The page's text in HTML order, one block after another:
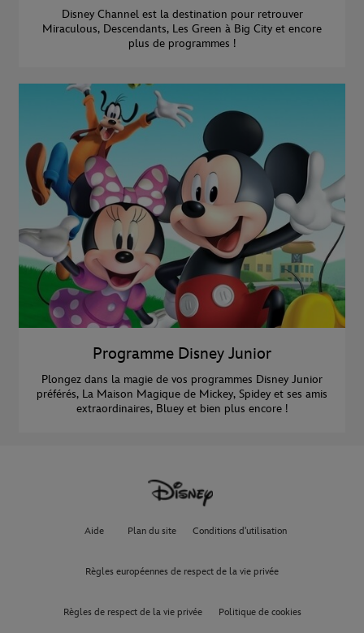
Disney Channel est la destination pour retrouver
Miraculous, Descendants, Les Green à Big City et encore
plus de programmes !
Programme Disney Junior
Plongez dans la magie de vos programmes Disney Junior
préférés, La Maison Magique de Mickey, Spidey et ses amis
extraordinaires, Bluey et bien plus encore !
Aide Plan du site Conditions d'utilisation
Règles européennes de respect de la vie privée
Règles de respect de la vie privée Politique de cookies